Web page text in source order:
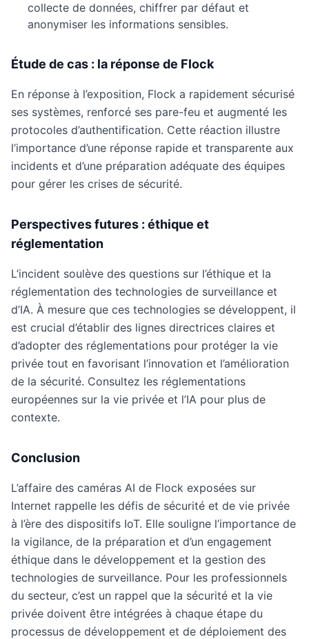
collecte de données, chiffrer par défaut et
anonymiser les informations sensibles.
Étude de cas : la réponse de Flock
En réponse à l’exposition, Flock a rapidement sécurisé
ses systèmes, renforcé ses pare-feu et augmenté les
protocoles d’authentification. Cette réaction illustre
l’importance d’une réponse rapide et transparente aux
incidents et d’une préparation adéquate des équipes
pour gérer les crises de sécurité.
Perspectives futures : éthique et
réglementation
L’incident soulève des questions sur l’éthique et la
réglementation des technologies de surveillance et
d’IA. À mesure que ces technologies se développent, il
est crucial d’établir des lignes directrices claires et
d’adopter des réglementations pour protéger la vie
privée tout en favorisant l’innovation et l’amélioration
de la sécurité. Consultez les réglementations
européennes sur la vie privée et l’IA pour plus de
contexte.
Conclusion
L’affaire des caméras AI de Flock exposées sur
Internet rappelle les défis de sécurité et de vie privée
à l’ère des dispositifs IoT. Elle souligne l’importance de
la vigilance, de la préparation et d’un engagement
éthique dans le développement et la gestion des
technologies de surveillance. Pour les professionnels
du secteur, c’est un rappel que la sécurité et la vie
privée doivent être intégrées à chaque étape du
processus de développement et de déploiement des